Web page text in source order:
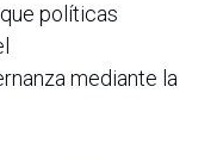
políticas
mediante la